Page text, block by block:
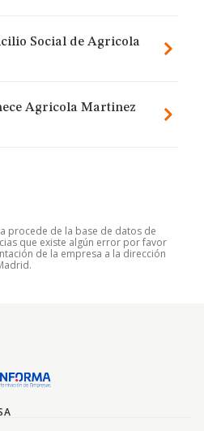
Social de Agricola
Agricola Martinez
procede de la base de datos de
que existe algún error por favor
de la empresa a la dirección